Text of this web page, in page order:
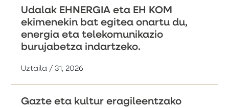
Udalak EHNERGIA eta EH KOM
ekimenekin bat egitea onartu du,
energia eta telekomunikazio
burujabetza indartzeko.
Uztaila / 31, 2026
Gazte eta kultur eragileentzako